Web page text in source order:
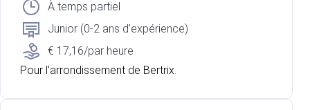
À temps partiel
Junior (0-2 ans d'expérience)
€ 17,16/par heure
Pour l'arrondissement de Bertrix.